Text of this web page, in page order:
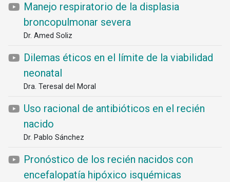
Manejo respiratorio de la displasia
broncopulmonar severa
Dr. Amed Soliz
Dilemas éticos en el límite de la viabilidad
neonatal
Dra. Teresal del Moral
Uso racional de antibióticos en el recién
nacido
Dr. Pablo Sánchez
Pronóstico de los recién nacidos con
encefalopatía hipóxico isquémicas